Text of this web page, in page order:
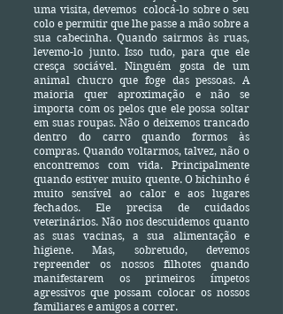
uma visita, devemos colocá-lo sobre o seu
colo e permitir que lhe passe a mão sobre a
sua cabecinha. Quando sairmos às ruas,
levemo-lo junto. Isso tudo, para que ele
cresça sociável. Ninguém gosta de um
animal chucro que foge das pessoas. A
maioria quer aproximação e não se
importa com os pelos que ele possa soltar
em suas roupas. Não o deixemos trancado
dentro do carro quando formos às
compras. Quando voltarmos, talvez, não o
encontremos com vida. Principalmente
quando estiver muito quente. O bichinho é
muito sensível ao calor e aos lugares
fechados. Ele precisa de cuidados
veterinários. Não nos descuidemos quanto
as suas vacinas, a sua alimentação e
higiene. Mas, sobretudo, devemos
repreender os nossos filhotes quando
manifestarem os primeiros ímpetos
agressivos que possam colocar os nossos
familiares e amigos a correr.